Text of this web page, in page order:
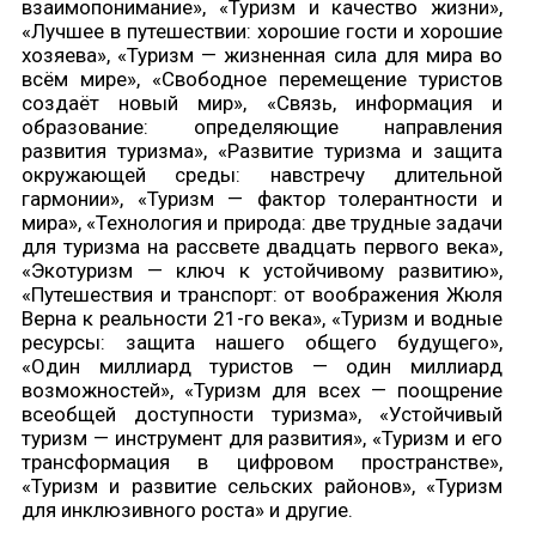
взаимопонимание», «Туризм и качество жизни»,
«Лучшее в путешествии: хорошие гости и хорошие
хозяева», «Туризм — жизненная сила для мира во
всём мире», «Свободное перемещение туристов
создаёт новый мир», «Связь, информация и
образование: определяющие направления
развития туризма», «Развитие туризма и защита
окружающей среды: навстречу длительной
гармонии», «Туризм — фактор толерантности и
мира», «Технология и природа: две трудные задачи
для туризма на рассвете двадцать первого века»,
«Экотуризм — ключ к устойчивому развитию»,
«Путешествия и транспорт: от воображения Жюля
Верна к реальности 21-го века», «Туризм и водные
ресурсы: защита нашего общего будущего»,
«Один миллиард туристов — один миллиард
возможностей», «Туризм для всех — поощрение
всеобщей доступности туризма», «Устойчивый
туризм — инструмент для развития», «Туризм и его
трансформация в цифровом пространстве»,
«Туризм и развитие сельских районов», «Туризм
для инклюзивного роста» и другие.